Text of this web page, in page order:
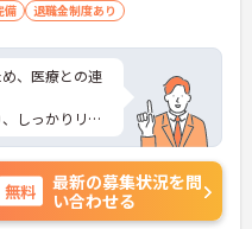
備 退職金制度あり
、医療との連
しっかりリフ
を感じられる
ため無理なく
無料
最新の募集状況を問
い合わせる